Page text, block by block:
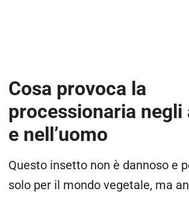
Cosa provoca la
processionaria negli
e nell’uomo
Questo insetto non è dannoso e
solo per il mondo vegetale, ma